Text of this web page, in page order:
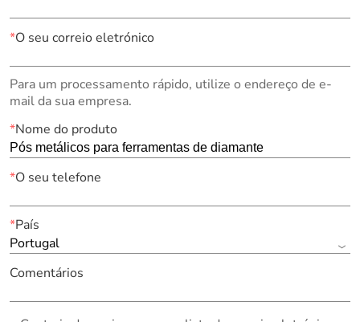
*O seu correio eletrónico
Para um processamento rápido, utilize o endereço de e-
mail da sua empresa.
*Nome do produto
*O seu telefone
*País
Portugal
Comentários